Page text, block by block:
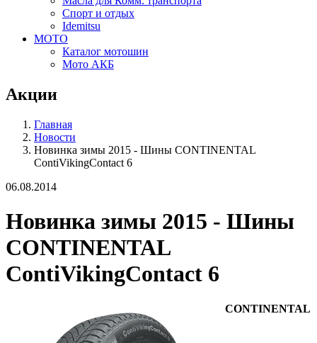
Спорт и отдых
Idemitsu
МОТО
Каталог мотошин
Мото АКБ
Акции
Главная
Новости
Новинка зимы 2015 - Шины CONTINENTAL
ContiVikingContact 6
06.08.2014
Новинка зимы 2015 - Шины
CONTINENTAL
ContiVikingContact 6
CONTINENTAL